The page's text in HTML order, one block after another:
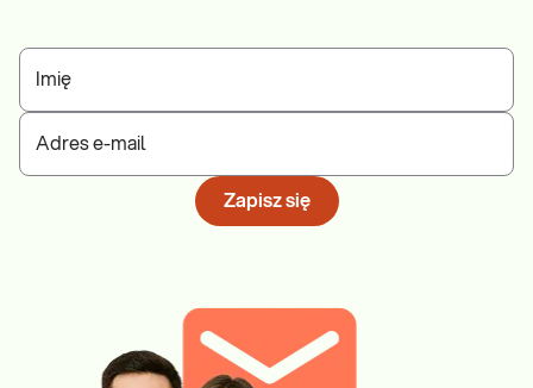
Imię
Adres e-mail
Zapisz się